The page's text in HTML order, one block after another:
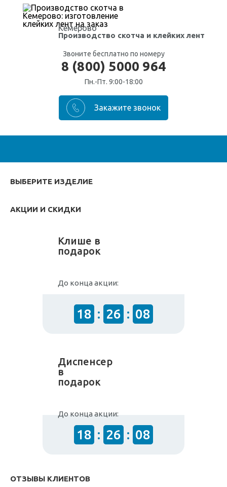
Кемерово
Производство скотча и клейких лент
Звоните бесплатно по номеру
8 (800) 5000 964
Пн.-Пт. 9:00-18:00
ВЫБЕРИТЕ ИЗДЕЛИЕ
АКЦИИ И СКИДКИ
Клише в
подарок
До конца акции:
18 : 26 : 08
Диспенсер
в
подарок
До конца акции:
18 : 26 : 08
ОТЗЫВЫ КЛИЕНТОВ